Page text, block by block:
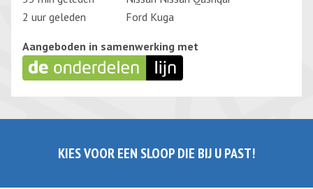
2 uur geleden
Ford Kuga
Aangeboden in samenwerking met
KIES VOOR EEN SLOOP DIE BIJ U PAST!